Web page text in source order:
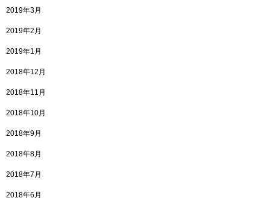
2019年3月
2019年2月
2019年1月
2018年12月
2018年11月
2018年10月
2018年9月
2018年8月
2018年7月
2018年6月